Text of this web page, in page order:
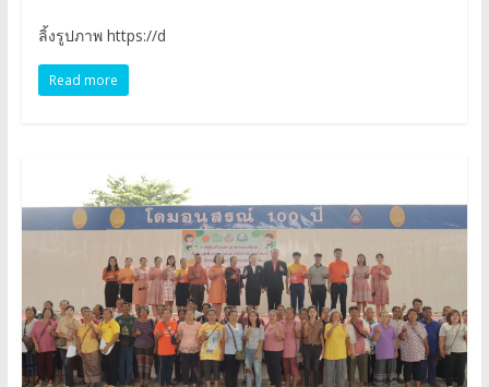
ลิ้งรูปภาพ https://d
Read more